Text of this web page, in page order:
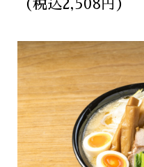
（税込2,508円）